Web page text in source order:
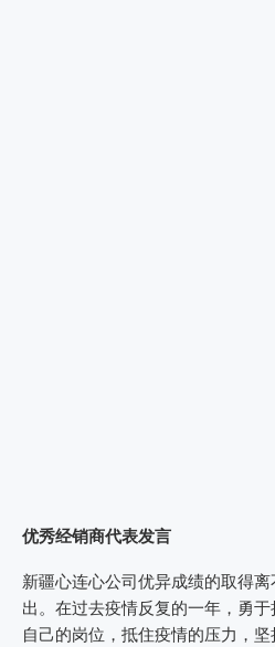
优秀经销商代表发言
新疆心连心公司优异成绩的取得
出。在过去疫情反复的一年，勇
自己的岗位，抵住疫情的压力，